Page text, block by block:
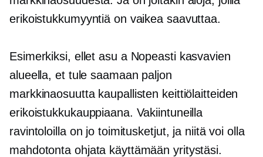
erikoistukkumyyntiä on vaikea saavuttaa.
Esimerkiksi, ellet asu a Nopeasti kasvavien
alueella, et tule saamaan paljon
markkinaosuutta kaupallisten keittiölaitteiden
erikoistukkukauppiaana. Vakiintuneilla
ravintoloilla on jo toimitusketjut, ja niitä voi olla
mahdotonta ohjata käyttämään yritystäsi.